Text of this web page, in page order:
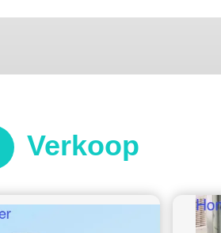
Verkoop